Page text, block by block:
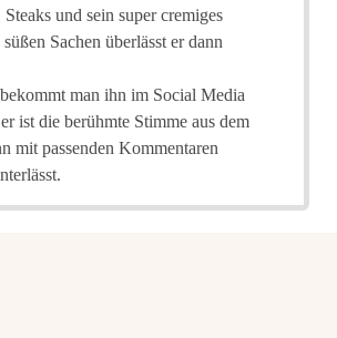
und sein super cremiges
Sachen überlässt er dann
man ihn im Social Media
ist die berühmte Stimme aus dem
mit passenden Kommentaren